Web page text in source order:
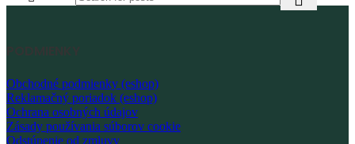
PODMIENKY
Obchodné podmienky (eshop)
Reklamačný poriadok (eshop)
Ochrana osobných údajov
Zásady používania súborov cookie
Odstúpenie od zmluvy